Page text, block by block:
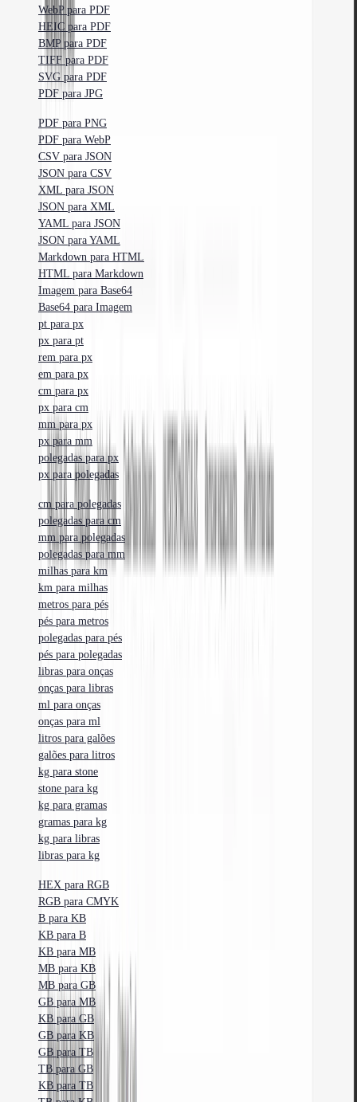
WebP para PDF
HEIC para PDF
BMP para PDF
TIFF para PDF
SVG para PDF
PDF para JPG
PDF para PNG
PDF para WebP
CSV para JSON
JSON para CSV
XML para JSON
JSON para XML
YAML para JSON
JSON para YAML
Markdown para HTML
HTML para Markdown
Imagem para Base64
Base64 para Imagem
pt para px
px para pt
rem para px
em para px
cm para px
px para cm
mm para px
px para mm
polegadas para px
px para polegadas
cm para polegadas
polegadas para cm
mm para polegadas
polegadas para mm
milhas para km
km para milhas
metros para pés
pés para metros
polegadas para pés
pés para polegadas
libras para onças
onças para libras
ml para onças
onças para ml
litros para galões
galões para litros
kg para stone
stone para kg
kg para gramas
gramas para kg
kg para libras
libras para kg
HEX para RGB
RGB para CMYK
B para KB
KB para B
KB para MB
MB para KB
MB para GB
GB para MB
KB para GB
GB para KB
GB para TB
TB para GB
KB para TB